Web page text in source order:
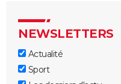
NEWSLETTERS
Actualité
Sport